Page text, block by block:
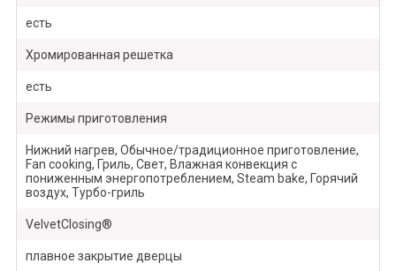
есть
Хромированная решетка
есть
Режимы приготовления
Нижний нагрев, Обычное/традиционное приготовление,
Fan cooking, Гриль, Свет, Влажная конвекция с
пониженным энергопотреблением, Steam bake, Горячий
воздух, Турбо-гриль
VelvetClosing®
плавное закрытие дверцы